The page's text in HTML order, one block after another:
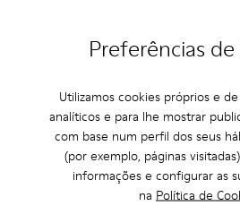
Preferências de
Utilizamos cookies próprios e
analíticos e para lhe mostrar
com base num perfil dos seus
(por exemplo, páginas
informações e configurar as
na Política de
Neuman
Peu
160